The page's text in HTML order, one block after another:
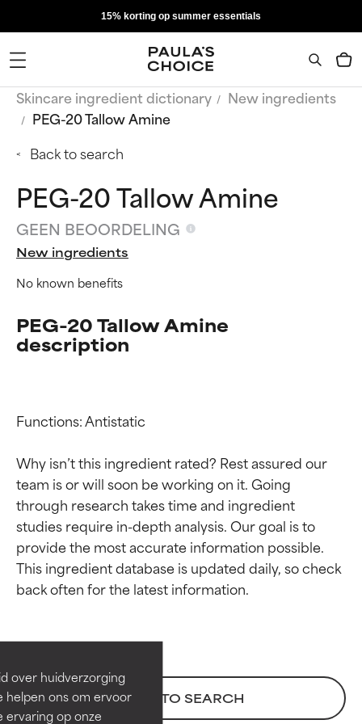
over huidverzorging
helpen ons om ervoor
ervaring op onze
15% korting op summer essentials
Skincare ingredient dictionary
New ingredients
PEG-20 Tallow Amine
Back to search
PEG-20 Tallow Amine
GEEN BEOORDELING
New ingredients
No known benefits
PEG-20 Tallow Amine
description
Functions: Antistatic
Why isn’t this ingredient rated? Rest assured our
team is or will soon be working on it. Going
through research takes time and ingredient
studies require in-depth analysis. Our goal is to
provide the most accurate information possible.
This ingredient database is updated daily, so check
BACK TO SEARCH
Beoordelingen van
Bewezen en ondersteund door
onafhankelijk onderzoek.
Uitstekend actief ingrediënt
Beoordelingen van
Bewezen en ondersteund door
onafhankelijk onderzoek.
Uitstekend actief ingrediënt